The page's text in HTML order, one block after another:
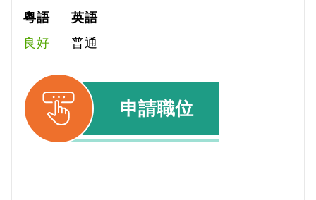
粵語
良好
英語
普通
申請職位